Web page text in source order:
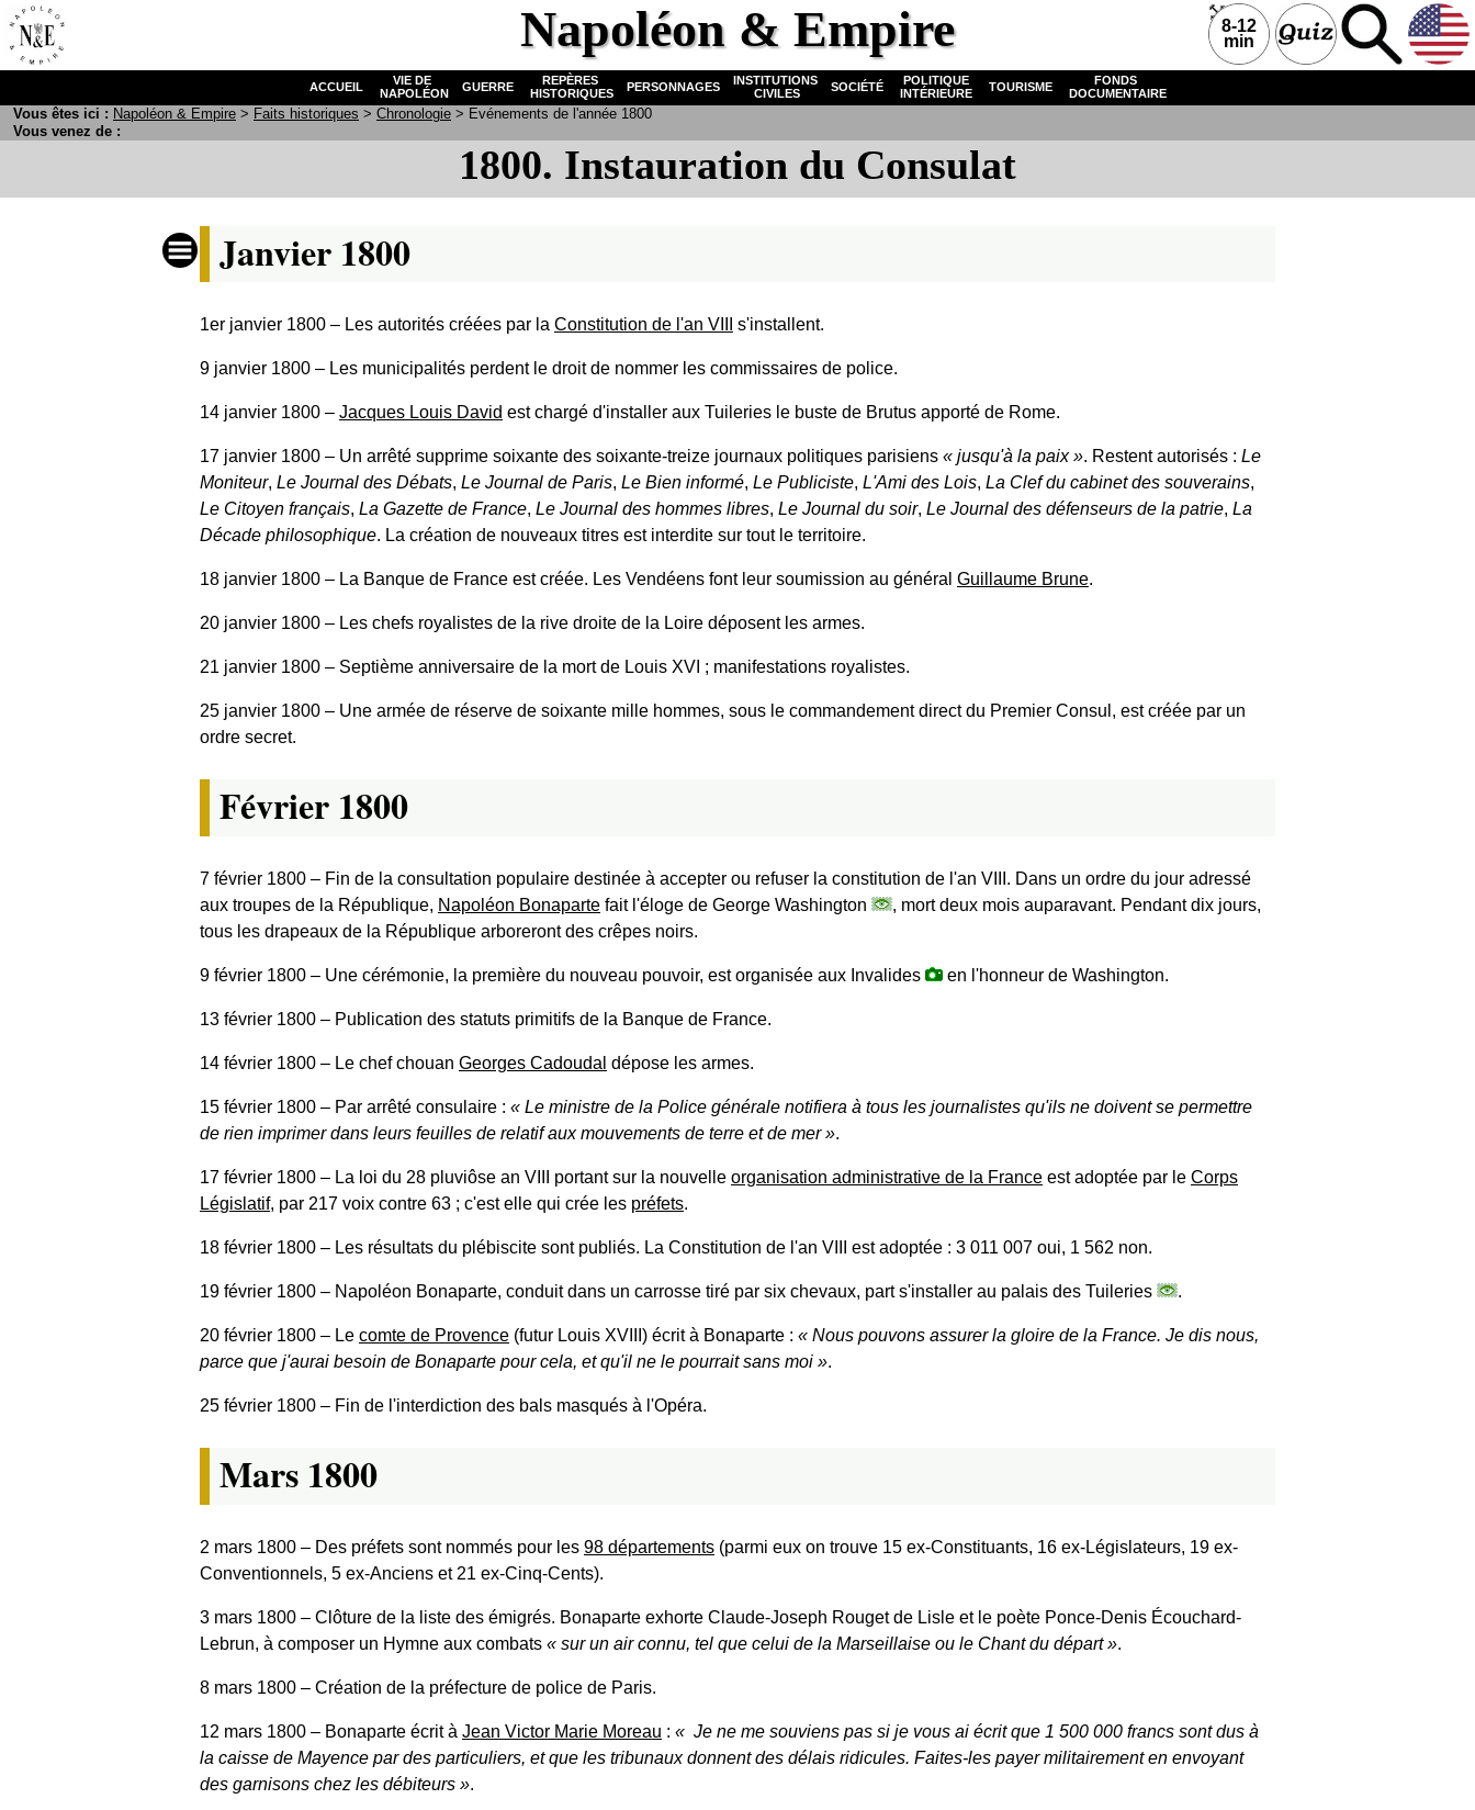
Napoléon & Empire
1800. Instauration du Consulat
Janvier 1800
1er janvier 1800 ‒ Les autorités créées par la Constitution de l'an VIII s'installent.
9 janvier 1800 ‒ Les municipalités perdent le droit de nommer les commissaires de police.
14 janvier 1800 ‒ Jacques Louis David est chargé d'installer aux Tuileries le buste de Brutus apporté de Rome.
17 janvier 1800 ‒ Un arrêté supprime soixante des soixante-treize journaux politiques parisiens jusqu'à la paix . Restent autorisés : Le
Moniteur, Le Journal des Débats, Le Journal de Paris, Le Bien informé, Le Publiciste, L'Ami des Lois, La Clef du cabinet des souverains,
Le Citoyen français, La Gazette de France, Le Journal des hommes libres, Le Journal du soir, Le Journal des défenseurs de la patrie, La
Décade philosophique. La création de nouveaux titres est interdite sur tout le territoire.
18 janvier 1800 ‒ La Banque de France est créée. Les Vendéens font leur soumission au général Guillaume Brune.
20 janvier 1800 ‒ Les chefs royalistes de la rive droite de la Loire déposent les armes.
21 janvier 1800 ‒ Septième anniversaire de la mort de Louis XVI ; manifestations royalistes.
25 janvier 1800 ‒ Une armée de réserve de soixante mille hommes, sous le commandement direct du Premier Consul, est créée par un
ordre secret.
Février 1800
7 février 1800 ‒ Fin de la consultation populaire destinée à accepter ou refuser la constitution de l'an VIII. Dans un ordre du jour adressé
aux troupes de la République, Napoléon Bonaparte fait l'éloge de George Washington
, mort deux mois auparavant. Pendant dix jours,
tous les drapeaux de la République arboreront des crêpes noirs.
9 février 1800 ‒ Une cérémonie, la première du nouveau pouvoir, est organisée aux Invalides en l'honneur de Washington.
13 février 1800 ‒ Publication des statuts primitifs de la Banque de France.
14 février 1800 ‒ Le chef chouan Georges Cadoudal dépose les armes.
15 février 1800 ‒ Par arrêté consulaire :
Le ministre de la Police générale notifiera à tous les journalistes qu'ils ne doivent se permettre
de rien imprimer dans leurs feuilles de relatif aux mouvements de terre et de mer
.
17 février 1800 ‒ La loi du 28 pluviôse an VIII portant sur la nouvelle organisation administrative de la France est adoptée par le Corps
Législatif, par 217 voix contre 63 ; c'est elle qui crée les préfets.
18 février 1800 ‒ Les résultats du plébiscite sont publiés. La Constitution de l'an VIII est adoptée : 3 011 007 oui, 1 562 non.
19 février 1800 ‒ Napoléon Bonaparte, conduit dans un carrosse tiré par six chevaux, part s'installer au palais des Tuileries .
20 février 1800 ‒ Le comte de Provence (futur Louis XVIII) écrit à Bonaparte :
Nous pouvons assurer la gloire de la France. Je dis nous,
parce que j'aurai besoin de Bonaparte pour cela, et qu'il ne le pourrait sans moi
.
25 février 1800 ‒ Fin de l'interdiction des bals masqués à l'Opéra.
Mars 1800
2 mars 1800 ‒ Des préfets sont nommés pour les 98 départements (parmi eux on trouve 15 ex-Constituants, 16 ex-Législateurs, 19 ex-
Conventionnels, 5 ex-Anciens et 21 ex-Cinq-Cents).
3 mars 1800 ‒ Clôture de la liste des émigrés. Bonaparte exhorte Claude-Joseph Rouget de Lisle et le poète Ponce-Denis Écouchard-
Lebrun, à composer un Hymne aux combats
sur un air connu, tel que celui de la Marseillaise ou le Chant du départ .
8 mars 1800 ‒ Création de la préfecture de police de Paris.
12 mars 1800 ‒ Bonaparte écrit à Jean Victor Marie Moreau :
Je ne me souviens pas si je vous ai écrit que 1 500 000 francs sont dus à
la caisse de Mayence par des particuliers, et que les tribunaux donnent des délais ridicules. Faites-les payer militairement en envoyant
des garnisons chez les débiteurs
.
ACCUEIL
VIE DE
NAPOLÉON
GUERRE
REPÈRES
HISTORIQUES
PERSONNAGES
INSTITUTIONS
CIVILES
SOCIÉTÉ
POLITIQUE
INTÉRIEURE
TOURISME
FONDS
DOCUMENTAIRE
8-12
min
Vous êtes ici : Napoléon & Empire > Faits historiques > Chronologie > Evénements de l'année 1800
Vous venez de :